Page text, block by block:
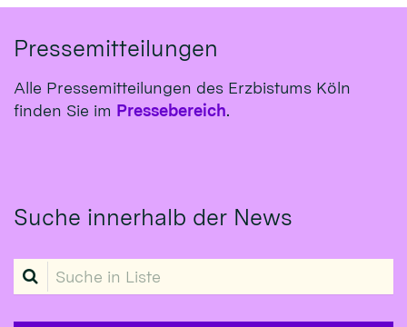
Pressemitteilungen
Alle Pressemitteilungen des Erzbistums Köln
finden Sie im Pressebereich.
Suche innerhalb der News
Suche in Liste